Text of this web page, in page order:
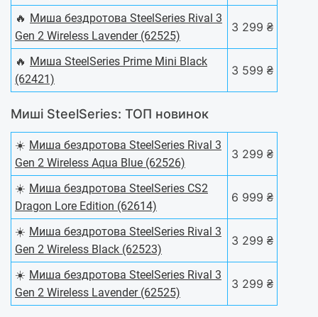
🔥 Миша бездротова SteelSeries Rival 3
Gen 2 Wireless Lavender (62525)
3 299 ₴
🔥 Миша SteelSeries Prime Mini Black
(62421)
3 599 ₴
Миші SteelSeries: ТОП новинок
☀️ Миша бездротова SteelSeries Rival 3
Gen 2 Wireless Aqua Blue (62526)
3 299 ₴
☀️ Миша бездротова SteelSeries CS2
Dragon Lore Edition (62614)
6 999 ₴
☀️ Миша бездротова SteelSeries Rival 3
Gen 2 Wireless Black (62523)
3 299 ₴
☀️ Миша бездротова SteelSeries Rival 3
Gen 2 Wireless Lavender (62525)
3 299 ₴